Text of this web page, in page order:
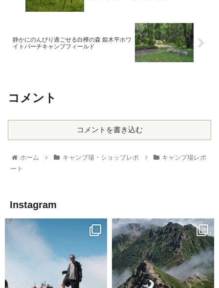
静かにのんびり過ごせる白樺の森 姫木平ホワ
イトバーチキャンプフィールド
コメント
コメントを書き込む
ホーム キャンプ場・ショップレポ
キャンプ場レポ
ート
Instagram